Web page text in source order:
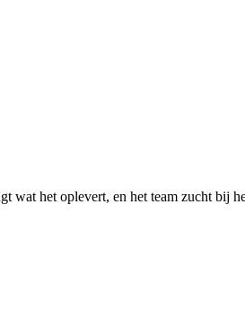
wat het oplevert, en het team zucht bij